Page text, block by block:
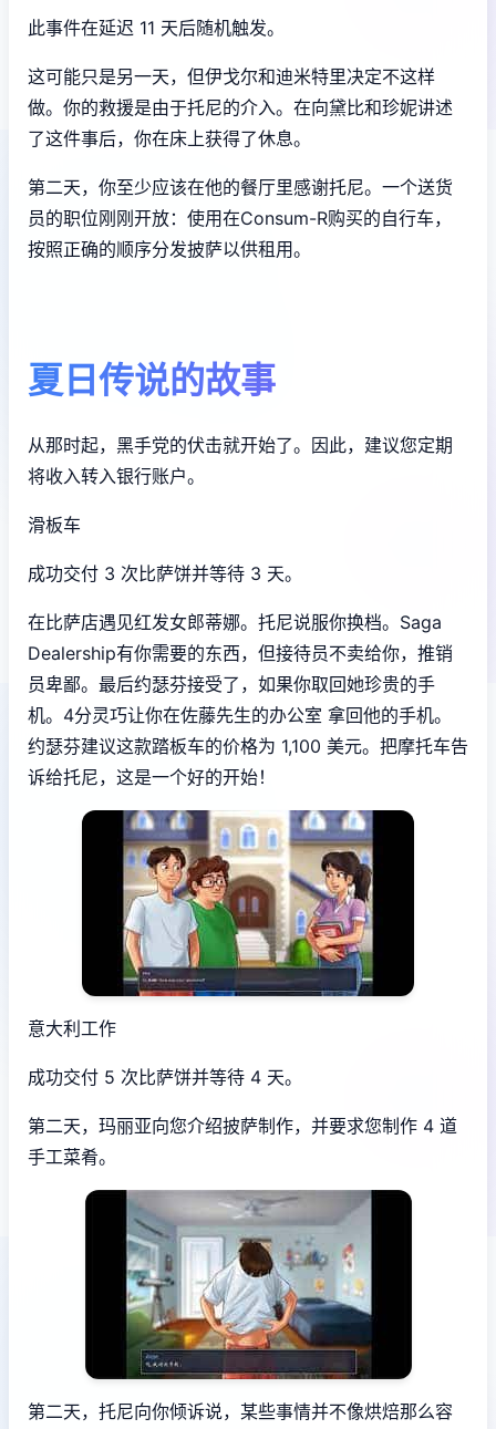
此事件在延迟 11 天后随机触发。
这可能只是另一天，但伊戈尔和迪米特里决定不这样
做。你的救援是由于托尼的介入。在向黛比和珍妮讲述
了这件事后，你在床上获得了休息。
第二天，你至少应该在他的餐厅里感谢托尼。一个送货
员的职位刚刚开放：使用在Consum-R购买的自行车，
按照正确的顺序分发披萨以供租用。
夏日传说的故事
从那时起，黑手党的伏击就开始了。因此，建议您定期
将收入转入银行账户。
滑板车
成功交付 3 次比萨饼并等待 3 天。
在比萨店遇见红发女郎蒂娜。托尼说服你换档。Saga
Dealership有你需要的东西，但接待员不卖给你，推销
员卑鄙。最后约瑟芬接受了，如果你取回她珍贵的手
机。4分灵巧让你在佐藤先生的办公室 拿回他的手机。
约瑟芬建议这款踏板车的价格为 1,100 美元。把摩托车告
诉给托尼，这是一个好的开始！
意大利工作
成功交付 5 次比萨饼并等待 4 天。
第二天，玛丽亚向您介绍披萨制作，并要求您制作 4 道
手工菜肴。
第二天，托尼向你倾诉说，某些事情并不像烘焙那么容